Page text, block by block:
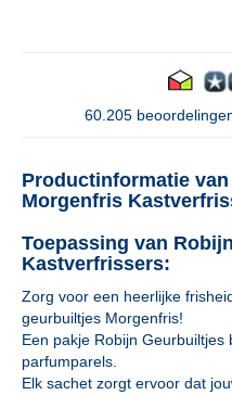
60.205
Productinformatie
Morgenfris
Toepassing van
Kastverfrissers:
Zorg voor een heerlijke
geurbuiltjes Morgenfris!
Een pakje Robijn
parfumparels.
Elk sachet zorgt ervoor dat